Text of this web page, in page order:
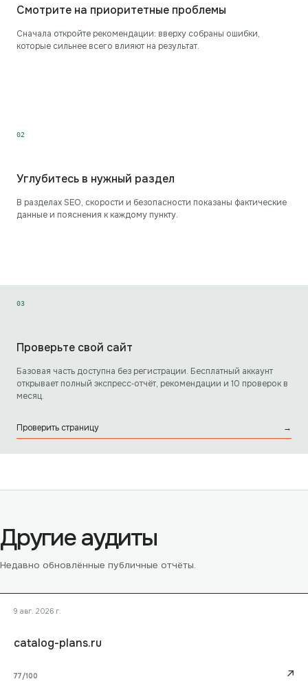
Смотрите на приоритетные проблемы
Сначала откройте рекомендации: вверху собраны ошибки,
которые сильнее всего влияют на результат.
02
Углубитесь в нужный раздел
В разделах SEO, скорости и безопасности показаны фактические
данные и пояснения к каждому пункту.
03
Проверьте свой сайт
Базовая часть доступна без регистрации. Бесплатный аккаунт
открывает полный экспресс‑отчёт, рекомендации и 10 проверок в
месяц.
Проверить страницу →
Другие аудиты
Недавно обновлённые публичные отчёты.
9 авг. 2026 г.
catalog-plans.ru
77/100 ↗